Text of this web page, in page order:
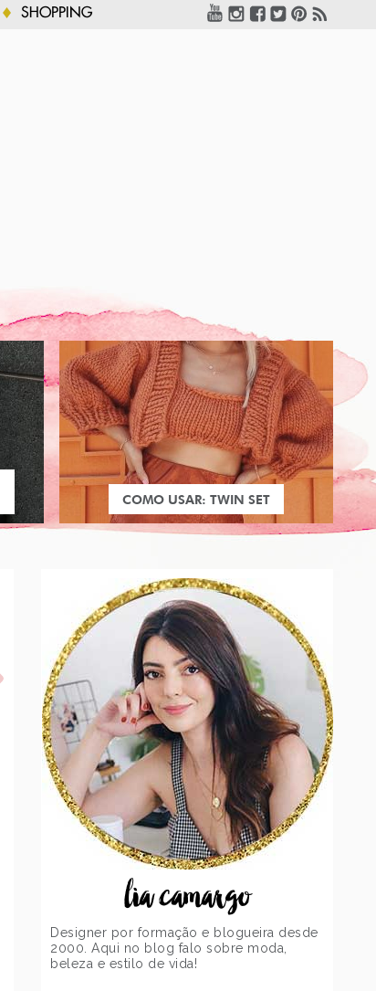
SHOPPING
COMO USAR: TWIN SET
lia camargo
Designer por formação e blogueira desde
2000. Aqui no blog falo sobre moda,
beleza e estilo de vida!